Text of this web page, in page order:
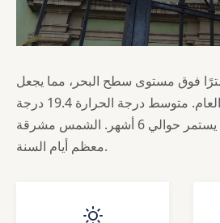
الأرض 24 مترًا فوق مستوى سطح البحر، مما يجعل
المناخ معتدلاً طوال العام. متوسط درجة الحرارة 19.4 درجة
مئوية. موسم السباحة يستمر حوالي 6 أشهر. الشمس مشرقة
معظم أيام السنة.